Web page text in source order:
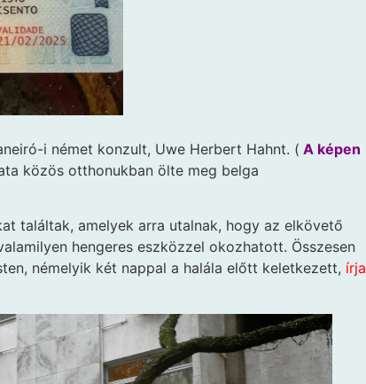
i német konzult, Uwe Herbert Hahnt. ( A képen
közös otthonukban ölte meg belga
találtak, amelyek arra utalnak, hogy az elkövető
hengeres eszközzel okozhatott. Összesen
némelyik két nappal a halála előtt keletkezett, írja